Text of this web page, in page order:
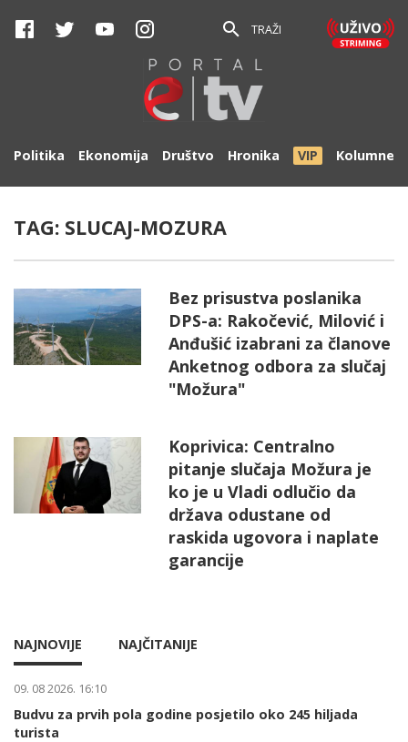
TRAŽI
Politika Ekonomija Društvo Hronika VIP Kolumne
TAG: SLUCAJ-MOZURA
Bez prisustva poslanika
DPS-a: Rakočević, Milović i
Anđušić izabrani za članove
Anketnog odbora za slučaj
"Možura"
Koprivica: Centralno
pitanje slučaja Možura je
ko je u Vladi odlučio da
država odustane od
raskida ugovora i naplate
garancije
NAJNOVIJE NAJČITANIJE
09. 08 2026. 16:10
Budvu za prvih pola godine posjetilo oko 245 hiljada
turista